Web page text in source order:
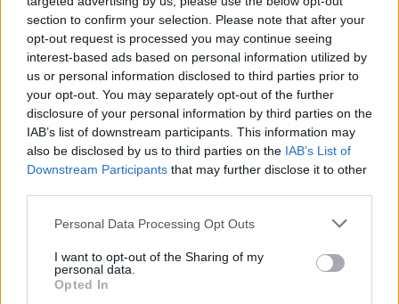
section to confirm your selection. Please note that after your
opt-out request is processed you may continue seeing
interest-based ads based on personal information utilized by
us or personal information disclosed to third parties prior to
your opt-out. You may separately opt-out of the further
disclosure of your personal information by third parties on the
IAB’s list of downstream participants. This information may
also be disclosed by us to third parties on the IAB’s List of
Downstream Participants that may further disclose it to other
Personal Data Processing Opt Outs
I want to opt-out of the Sharing of my
personal data.
Opted In
- Det resultat er jeg meget tilfreds med. På
forhånd troede jeg, det ville blive svært at komme
over 40.000 kroner. Legeheltene er ikke så kendte,
som eksempelvis Børns Vilkår, som vi tidligere har
samlet ind til, siger Stefan Pedersen.
Legeheltene leger med og aktiverer indlagte og
udsatte børn på hospitaler, psykiatriske afdelinger
Indsamlingen kørte fra fredag til søndag på
Vis mere
Kategorier